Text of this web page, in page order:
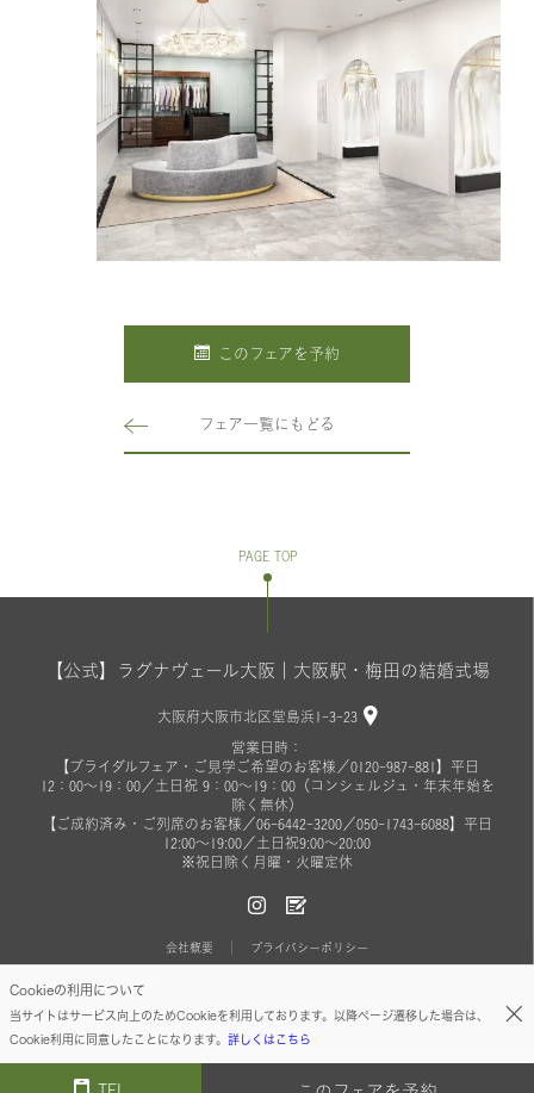
このフェアを予約
フェア一覧にもどる
Cookieの利用について
当サイトはサービス向上のためCookieを利用しております。以降ページ遷移した場合は、
Cookie利用に同意したことになります。 詳しくはこちら
PAGE TOP
【公式】ラグナヴェール大阪｜大阪駅・梅田の結婚式場
大阪府大阪市北区堂島浜1-3-23
営業日時：
【ブライダルフェア・ご見学ご希望のお客様／0120-987-881】平日
12：00～19：00／土日祝 9：00～19：00（コンシェルジュ・年末年始を
除く無休）
【ご成約済み・ご列席のお客様／06-6442-3200／050-1743-6088】平日
12:00～19:00／土日祝9:00～20:00
※祝日除く月曜・火曜定休
会社概要 プライバシーポリシー